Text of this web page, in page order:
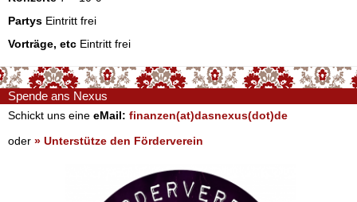
Partys Eintritt frei
Vorträge, etc Eintritt frei
Spende ans Nexus
Schickt uns eine eMail: finanzen(at)dasnexus(dot)de
oder » Unterstütze den Förderverein